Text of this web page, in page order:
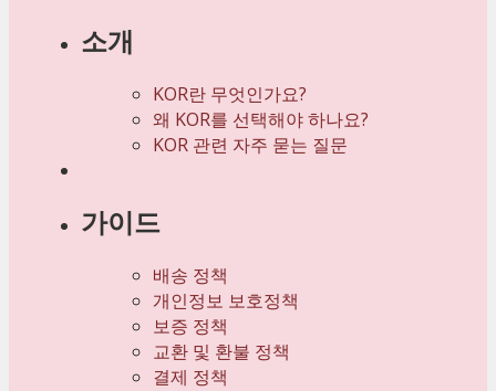
소개
KOR란 무엇인가요?
왜 KOR를 선택해야 하나요?
KOR 관련 자주 묻는 질문
가이드
배송 정책
개인정보 보호정책
보증 정책
교환 및 환불 정책
결제 정책